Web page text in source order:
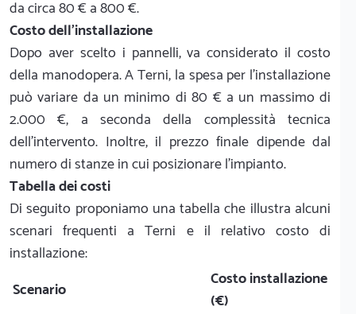
da circa 80 € a 800 €.
Costo dell'installazione
Dopo aver scelto i pannelli, va considerato il costo
della manodopera. A Terni, la spesa per l'installazione
può variare da un minimo di 80 € a un massimo di
2.000 €, a seconda della complessità tecnica
dell'intervento. Inoltre, il prezzo finale dipende dal
numero di stanze in cui posizionare l'impianto.
Tabella dei costi
Di seguito proponiamo una tabella che illustra alcuni
scenari frequenti a Terni e il relativo costo di
installazione:
Scenario
Costo installazione
(€)